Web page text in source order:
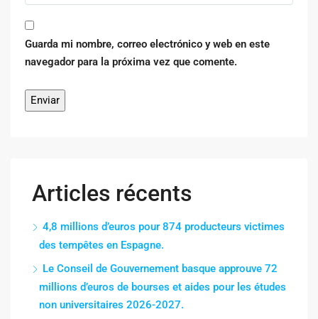
Guarda mi nombre, correo electrónico y web en este
navegador para la próxima vez que comente.
Articles récents
4,8 millions d’euros pour 874 producteurs victimes
des tempêtes en Espagne.
Le Conseil de Gouvernement basque approuve 72
millions d’euros de bourses et aides pour les études
non universitaires 2026-2027.